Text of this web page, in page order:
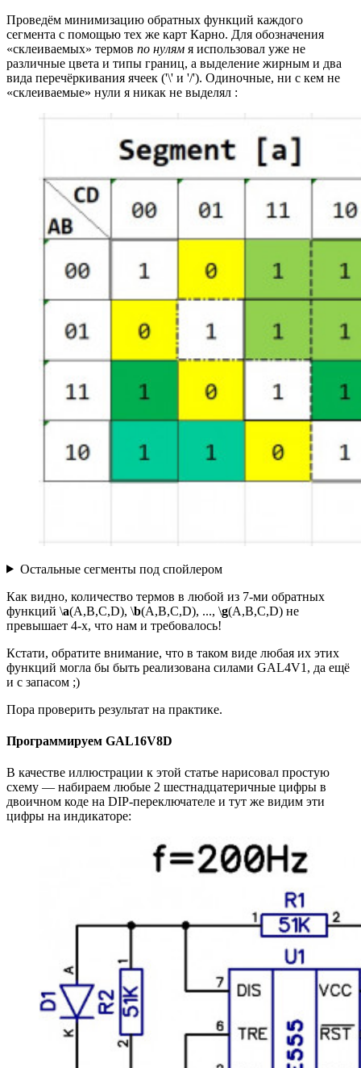
Проведём минимизацию обратных функций каждого
сегмента с помощью тех же карт Карно. Для обозначения
«склеиваемых» термов по нулям я использовал уже не
различные цвета и типы границ, а выделение жирным и два
вида перечёркивания ячеек ('\' и '/'). Одиночные, ни с кем не
«склеиваемые» нули я никак не выделял :
Остальные сегменты под спойлером
Как видно, количество термов в любой из 7-ми обратных
функций \a(A,B,C,D), \b(A,B,C,D), ..., \g(A,B,C,D) не
превышает 4-х, что нам и требовалось!
Кстати, обратите внимание, что в таком виде любая их этих
функций могла бы быть реализована силами GAL4V1, да ещё
и с запасом ;)
Пора проверить результат на практике.
Программируем GAL16V8D
В качестве иллюстрации к этой статье нарисовал простую
схему — набираем любые 2 шестнадцатеричные цифры в
двоичном коде на DIP-переключателе и тут же видим эти
цифры на индикаторе: